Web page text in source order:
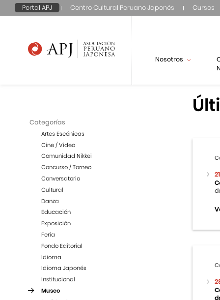
Portal APJ Centro Cultural Peruano Japonés Cursos
Nosotros
Categorías
Artes Escénicas
Cine / Video
Comunidad Nikkei
Concurso / Torneo
Conversatorio
Cultural
Danza
Educación
Exposición
Feria
Fondo Editorial
Idioma
Idioma Japonés
Institucional
Museo